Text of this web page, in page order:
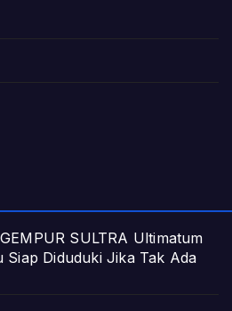
SULTRA Ultimatum
Siap Diduduki Jika Tak Ada